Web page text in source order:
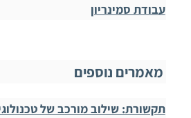
עבודת סמינריון
מאמרים נוספים
תקשורת: שילוב מורכב של